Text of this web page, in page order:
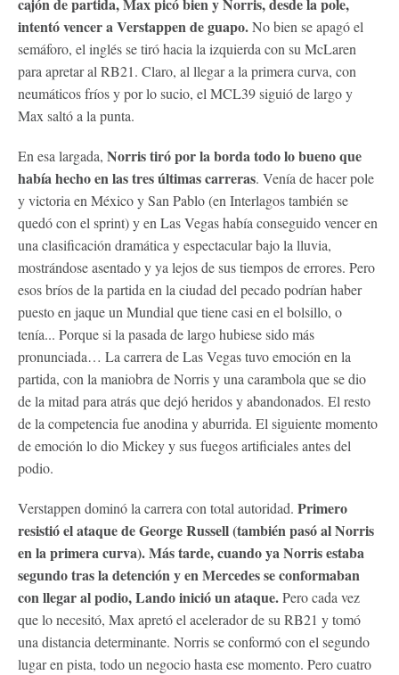
intentó vencer a Verstappen de guapo.No bien se apagó el
semáforo, el inglés se tiró hacia la izquierda con su McLaren
para apretar al RB21. Claro, al llegar a la primera curva, con
neumáticos fríos y por lo sucio, el MCL39 siguió de largo y
Max saltó a la punta.
En esa largada, Norris tiró por la borda todo lo bueno que
había hecho en las tres últimas carreras. Venía de hacer pole
y victoria en México y San Pablo (en Interlagos también se
quedó con el sprint) y en Las Vegas había conseguido vencer en
una clasificación dramática y espectacular bajo la lluvia,
mostrándose asentado y ya lejos de sus tiempos de errores. Pero
esos bríos de la partida en la ciudad del pecado podrían haber
puesto en jaque un Mundial que tiene casi en el bolsillo, o
tenía... Porque si la pasada de largo hubiese sido más
pronunciada… La carrera de Las Vegas tuvo emoción en la
partida, con la maniobra de Norris y una carambola que se dio
de la mitad para atrás que dejó heridos y abandonados. El resto
de la competencia fue anodina y aburrida. El siguiente momento
de emoción lo dio Mickey y sus fuegos artificiales antes del
podio.
Verstappen dominó la carrera con total autoridad. Primero
resistió el ataque de George Russell (también pasó al Norris
en la primera curva). Más tarde, cuando ya Norris estaba
segundo tras la detención y en Mercedes se conformaban
con llegar al podio, Lando inició un ataque.Pero cada vez
que lo necesitó, Max apretó el acelerador de su RB21 y tomó
una distancia determinante. Norris se conformó con el segundo
lugar en pista, todo un negocio hasta ese momento. Pero cuatro